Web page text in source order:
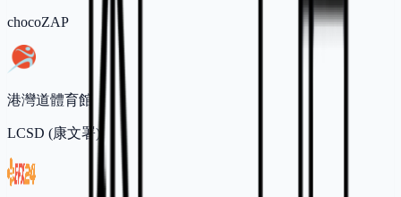
chocoZAP
港灣道體育館
LCSD (康文署)